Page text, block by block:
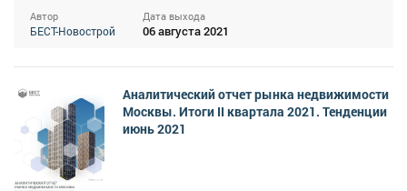
Автор
БЕСТ-Новострой
Дата выхода
06 августа 2021
Аналитический отчет рынка недвижимости
Москвы. Итоги II квартала 2021. Тенденции
июнь 2021